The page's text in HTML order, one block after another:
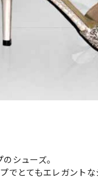
シューズ。
でとてもエレガントな